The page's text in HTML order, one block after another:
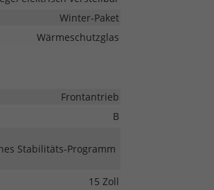
Winter-Paket
Wärmeschutzglas
Frontantrieb
B
Stabilitäts-Programm
15 Zoll